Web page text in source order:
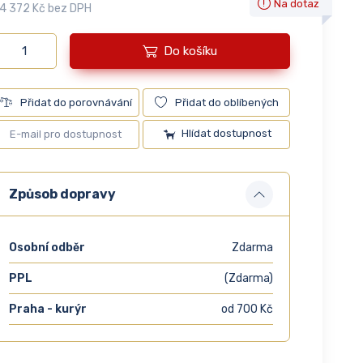
372 Kč bez DPH Na dotaz
Do košíku
Přidat do porovnávání Přidat do oblíbených
Hlídat dostupnost
Způsob dopravy
Osobní odběr Zdarma
PPL (Zdarma)
Praha - kurýr od 700 Kč